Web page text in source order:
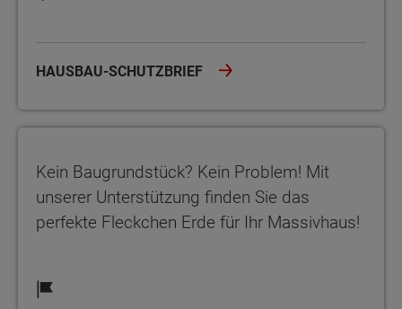
HAUSBAU-SCHUTZBRIEF
Kein Baugrundstück? Kein Problem! Mit
unserer Unterstützung finden Sie das
perfekte Fleckchen Erde für Ihr Massivhaus!